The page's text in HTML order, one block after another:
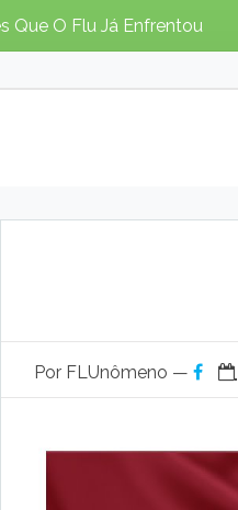
Que O Flu Já Enfrentou
Por FLUnômeno —